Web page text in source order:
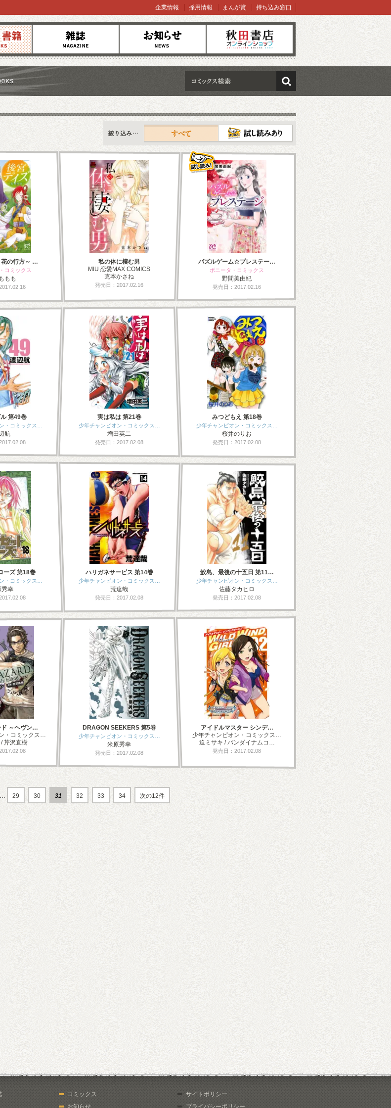
雑誌 お知らせ オンラインショップ
企業情報 採用情報 まんが賞 持ち込み窓口
検索
すべて
花の行方～ …
コミックス
もも
私の体に棲む男
MIU 恋愛MAX COMICS
克本かさね
発売日：2017.02.16
パズルゲーム☆プレステー…
ボニータ・コミックス
野間美由紀
発売日：2017.02.16
第49巻
・コミックス…
航
実は私は 第21巻
少年チャンピオン・コミックス…
増田英二
発売日：2017.02.08
みつどもえ 第18巻
少年チャンピオン・コミックス…
桜井のりお
発売日：2017.02.08
ーズ 第18巻
・コミックス…
秀幸
ハリガネサービス 第14巻
少年チャンピオン・コミックス…
荒達哉
発売日：2017.02.08
鮫島、最後の十五日 第11…
少年チャンピオン・コミックス…
佐藤タカヒロ
発売日：2017.02.08
ド ～ヘヴン…
・コミックス…
芹沢直樹
DRAGON SEEKERS 第5巻
少年チャンピオン・コミックス…
米原秀幸
発売日：2017.02.08
アイドルマスター シンデ…
少年チャンピオン・コミックス…
迫ミサキ / バンダイナムコ…
発売日：2017.02.08
… 29 30 31 32 33 34 次の12件
コミックス
お知らせ
サイトポリシー
プライバシーポリシー